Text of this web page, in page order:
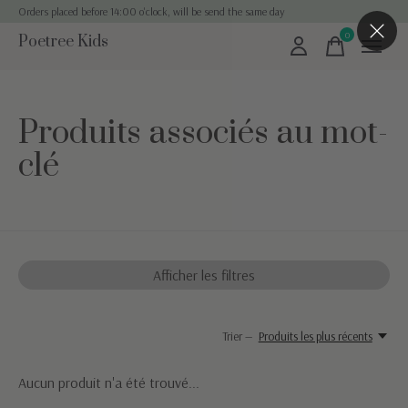
Orders placed before 14:00 o'clock, will be send the same day
Poetree Kids 0items
Produits associés au mot-
clé
Afficher les filtres
Trier — Produits les plus récents
Aucun produit n'a été trouvé...